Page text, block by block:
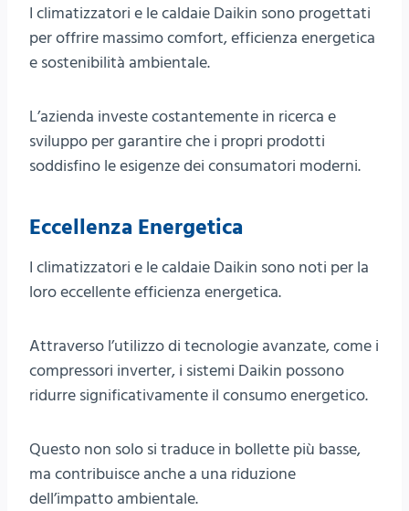
I climatizzatori e le caldaie Daikin sono progettati
per offrire massimo comfort, efficienza energetica
e sostenibilità ambientale.
L’azienda investe costantemente in ricerca e
sviluppo per garantire che i propri prodotti
soddisfino le esigenze dei consumatori moderni.
Eccellenza Energetica
I climatizzatori e le caldaie Daikin sono noti per la
loro eccellente efficienza energetica.
Attraverso l’utilizzo di tecnologie avanzate, come i
compressori inverter, i sistemi Daikin possono
ridurre significativamente il consumo energetico.
Questo non solo si traduce in bollette più basse,
ma contribuisce anche a una riduzione
dell’impatto ambientale.